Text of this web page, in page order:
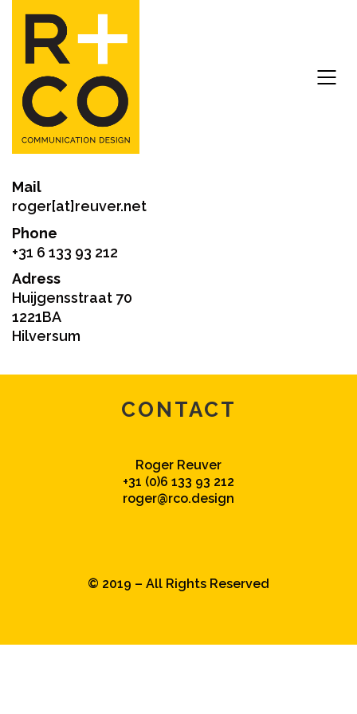
Mail
roger[at]reuver.net
Phone
+31 6 133 93 212
Adress
Huijgensstraat 70
1221BA
Hilversum
CONTACT
Roger Reuver
+31 (0)6 133 93 212
roger@rco.design
© 2019 – All Rights Reserved